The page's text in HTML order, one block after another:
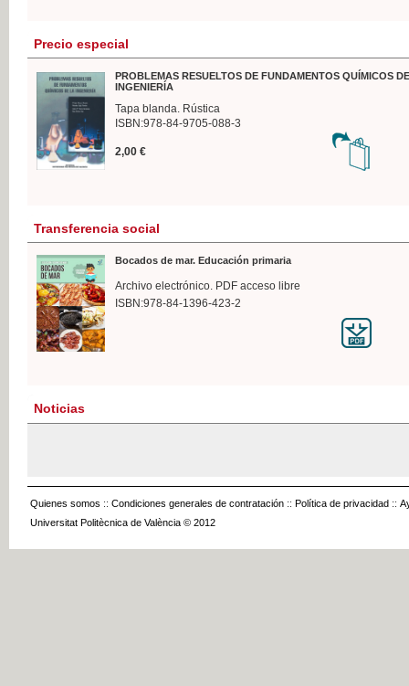
Precio especial
PROBLEMAS RESUELTOS DE FUNDAMENTOS QUÍMICOS
INGENIERÍA
Tapa blanda. Rústica
ISBN:978-84-9705-088-3
2,00 €
Transferencia social
Bocados de mar. Educación primaria
Archivo electrónico. PDF acceso libre
ISBN:978-84-1396-423-2
Noticias
Quienes somos :: Condiciones generales de contratación :: Política de privacidad ::
Universitat Politècnica de València © 2012